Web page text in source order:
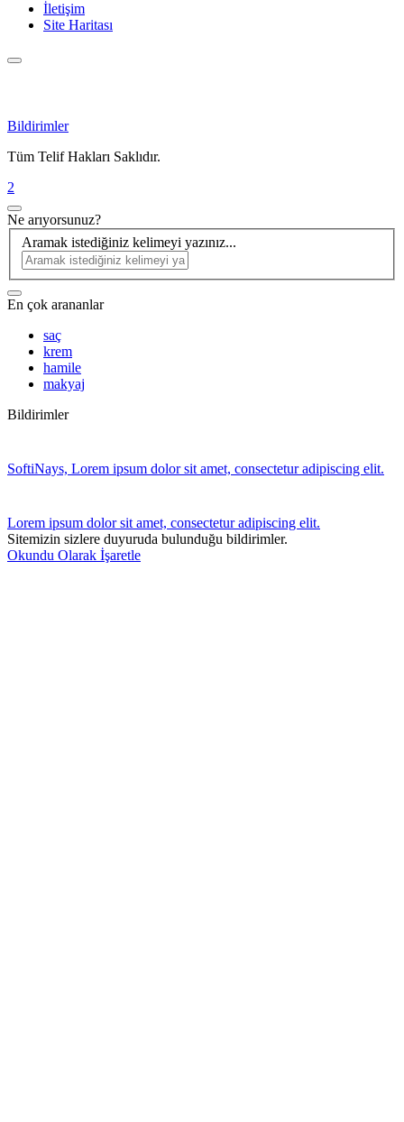
İletişim
Site Haritası
Bildirimler
Tüm Telif Hakları Saklıdır.
2
Ne arıyorsunuz?
Aramak istediğiniz kelimeyi yazınız...
En çok arananlar
saç
krem
hamile
makyaj
Bildirimler
SoftiNays, Lorem ipsum dolor sit amet, consectetur adipiscing elit.
Lorem ipsum dolor sit amet, consectetur adipiscing elit.
Sitemizin sizlere duyuruda bulunduğu bildirimler.
Okundu Olarak İşaretle